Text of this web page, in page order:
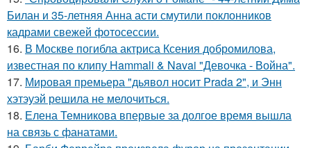
Билан и 35-летняя Анна асти смутили поклонников
кадрами свежей фотосессии.
16. В Москве погибла актриса Ксения добромилова,
известная по клипу Hammali & Navai "Девочка - Война".
17. Мировая премьера "дьявол носит Prada 2", и Энн
хэтэуэй решила не мелочиться.
18. Елена Темникова впервые за долгое время вышла
на связь с фанатами.